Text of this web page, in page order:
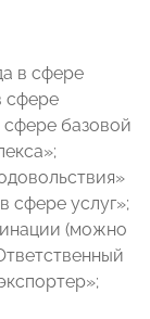
в сфере
сфере
базовой
сфере услуг»;
(можно